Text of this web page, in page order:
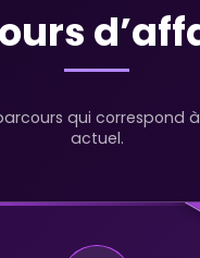
qui correspond
actuel.